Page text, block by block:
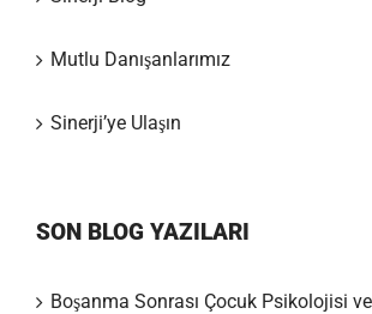
Mutlu Danışanlarımız
Sinerji’ye Ulaşın
SON BLOG YAZILARI
Boşanma Sonrası Çocuk Psikolojisi